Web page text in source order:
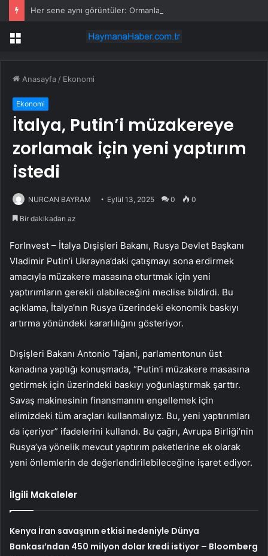
Menü
Anasayfa / Ekonomi
Ekonomi
İtalya, Putin’i müzakereye
zorlamak için yeni yaptırım
istedi
NURCAN BAYRAM Eylül 13, 2025 0 0
Bir dakikadan az
ForInvest – İtalya Dışişleri Bakanı, Rusya Devlet Başkanı
Vladimir Putin’i Ukrayna’daki çatışmayı sona erdirmek
amacıyla müzakere masasına oturtmak için yeni
yaptırımların gerekli olabileceğini meclise bildirdi. Bu
açıklama, İtalya’nın Rusya üzerindeki ekonomik baskıyı
artırma yönündeki kararlılığını gösteriyor.
Dışişleri Bakanı Antonio Tajani, parlamentonun üst
kanadına yaptığı konuşmada, “Putin’i müzakere masasına
getirmek için üzerindeki baskıyı yoğunlaştırmak şarttır.
Savaş makinesinin finansmanını engellemek için
elimizdeki tüm araçları kullanmalıyız. Bu, yeni yaptırımları
da içeriyor” ifadelerini kullandı. Bu çağrı, Avrupa Birliği’nin
Rusya’ya yönelik mevcut yaptırım paketlerine ek olarak
yeni önlemlerin de değerlendirilebileceğine işaret ediyor.
İlgili Makaleler
Kenya İran savaşının etkisi nedeniyle Dünya
Bankası’ndan 450 milyon dolar kredi istiyor – Bloomberg